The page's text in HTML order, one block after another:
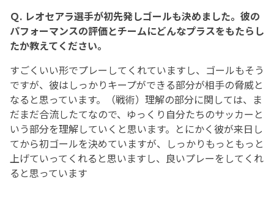
Ｑ. レオセアラ選手が初先発しゴールも決めました。彼の
パフォーマンスの評価とチームにどんなプラスをもたらし
たか教えてください。
すごくいい形でプレーしてくれていますし、ゴールもそう
ですが、彼はしっかりキープができる部分が相手の脅威と
なると思っています。（戦術）理解の部分に関しては、ま
だまだ合流したてなので、ゆっくり自分たちのサッカーと
いう部分を理解していくと思います。とにかく彼が来日し
てから初ゴールを決めていますが、しっかりもっともっと
上げていってくれると思いますし、良いプレーをしてくれ
ると思っています